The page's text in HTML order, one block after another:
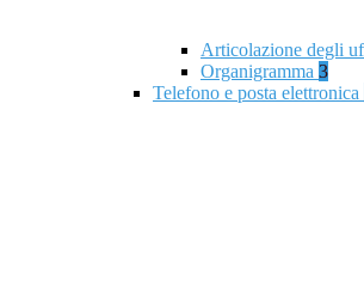
Articolazione degli
Organigramma 3
Telefono e posta elettronica